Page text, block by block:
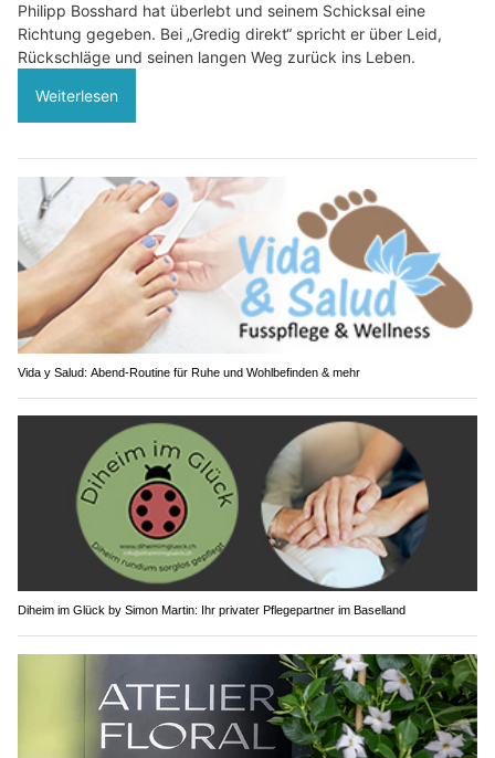
Philipp Bosshard hat überlebt und seinem Schicksal eine
Richtung gegeben. Bei „Gredig direkt“ spricht er über Leid,
Rückschläge und seinen langen Weg zurück ins Leben.
Weiterlesen
Vida y Salud: Abend-Routine für Ruhe und Wohlbefinden & mehr
Diheim im Glück by Simon Martin: Ihr privater Pflegepartner im Baselland